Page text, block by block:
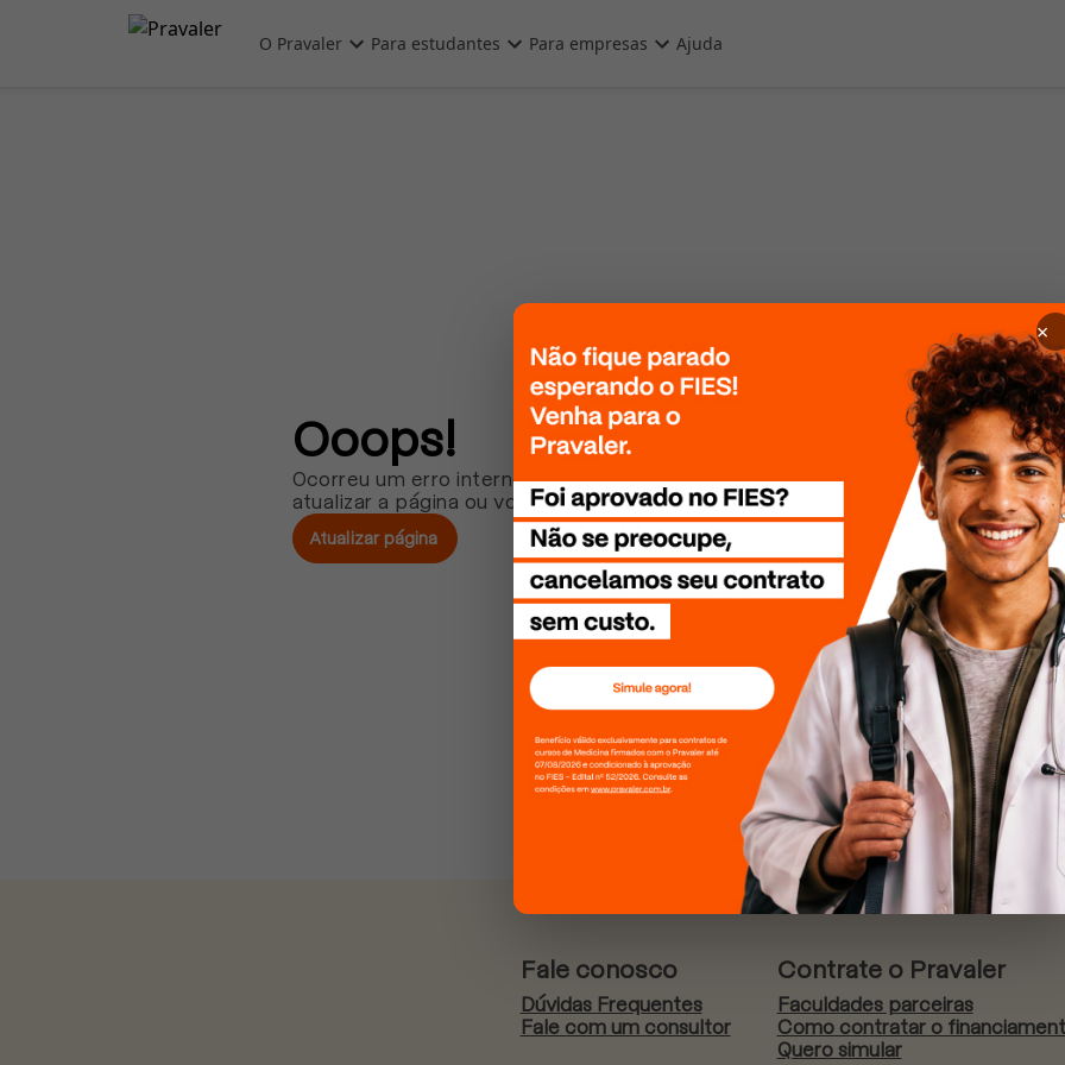
Pular para o conteúdo principal
O Pravaler Para estudantes Para empresas Ajuda
Ooops!
Ocorreu um erro interno. Por favor, tente
atualizar a página ou volte mais tarde!
Atualizar página
Fale conosco
Dúvidas Frequentes
Fale com um consultor
Contrate o Pravaler
Faculdades parceiras
Como contratar o
Quero simular
×